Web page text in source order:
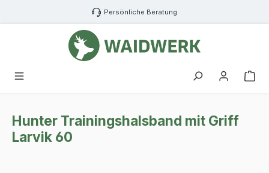
Zum Hauptinhalt springen Persönliche Beratung
Hunter Trainingshalsband mit Griff
Larvik 60